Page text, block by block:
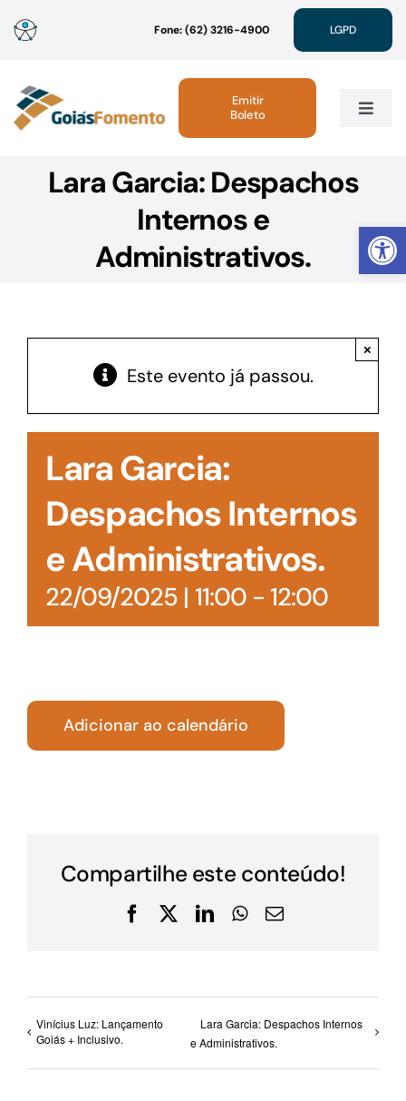
Abrir
para
conteúdo
Fone: (62) 3216-4900 LGPD
Toggle
Institucional
Linhas de Crédito
Acesso à Informação
Emitir
Boleto
Lara Garcia: Despachos
Internos e
Administrativos.
Este evento já passou.
×
Lara Garcia:
Despachos Internos
e Administrativos.
22/09/2025 | 11:00- 12:00
Adicionar ao calendário
Compartilhe este conteúdo!
Facebook
X LinkedInWhatsApp
E-
Vinícius Luz: Lançamento
Goiás + Inclusivo.
Lara Garcia: Despachos Internos
e Administrativos.